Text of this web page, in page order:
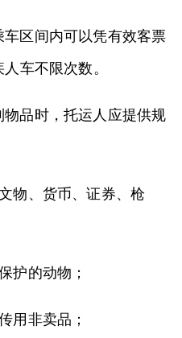
区间内可以凭有效客票
车不限次数。
品时，托运人应提供规
、货币、证券、枪
的动物；
非卖品；